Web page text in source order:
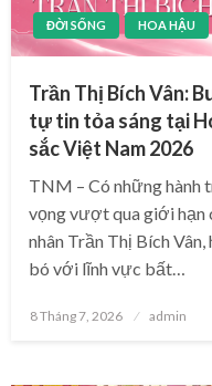
ĐỜI SỐNG HOA HẬU
Trần Thị Bích Vân:
tự tin tỏa sáng tại
sắc Việt Nam 2026
TNM – Có những
vọng vượt qua giới hạn
nhân Trần Thị Bích
bó với lĩnh vực bất…
Posted
8 Tháng 7, 2026 admin